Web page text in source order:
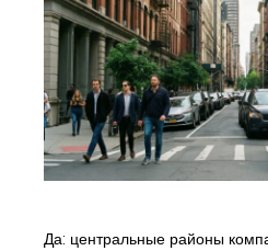
Да: центральные районы